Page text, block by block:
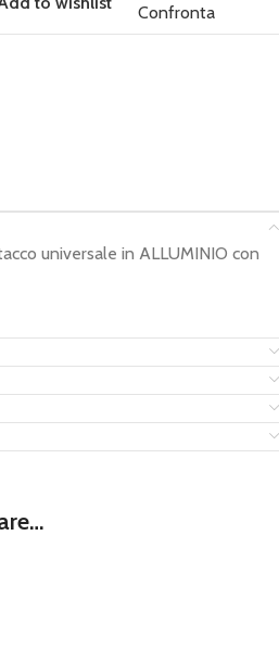
Confronta
universale in ALLUMINIO con